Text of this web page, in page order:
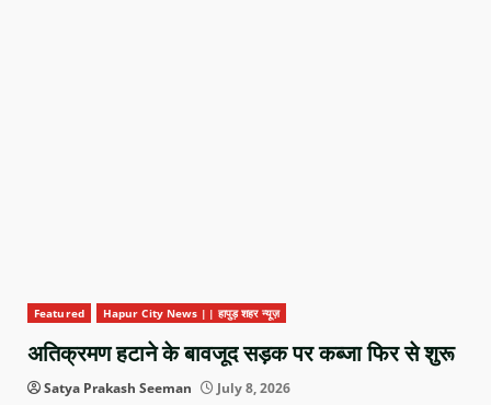
Featured Hapur City News || हापुड़ शहर न्यूज़
अतिक्रमण हटाने के बावजूद सड़क पर कब्जा फिर से शुरू
Satya Prakash Seeman July 8, 2026